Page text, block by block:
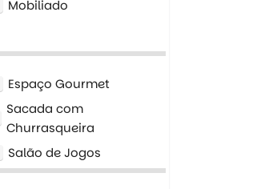
Mobiliado
Espaço Gourmet
Sacada com
Churrasqueira
Salão de Jogos